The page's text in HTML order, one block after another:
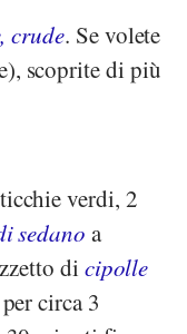
crude. Se volete
scoprite di più
verdi, 2
sedano a
di cipolle
circa 3